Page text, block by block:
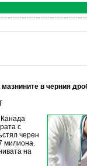
в черния
Канада
с
черен
милиона.
на